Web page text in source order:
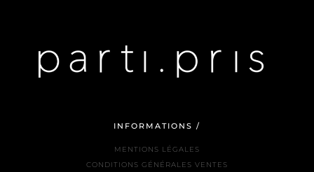
INFORMATIONS /
MENTIONS LÉGALES
CONDITIONS GÉNÉRALES VENTES